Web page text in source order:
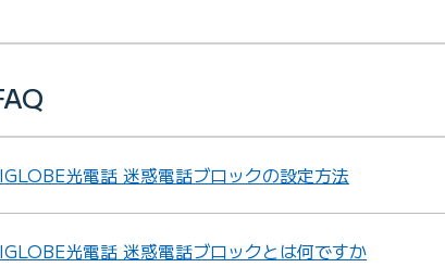
光電話 迷惑電話ブロックの設定方法
光電話 迷惑電話ブロックとは何ですか